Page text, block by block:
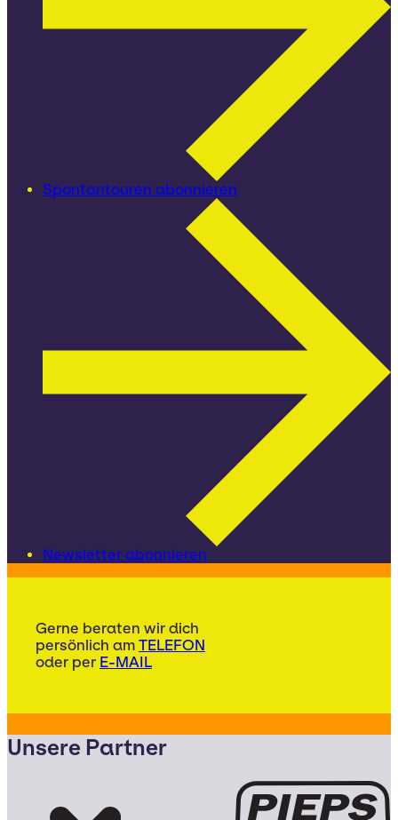
Spontantouren abonnieren
Newsletter abonnieren
Gerne beraten wir dich
persönlich am TELEFON
oder per E-MAIL
Unsere Partner